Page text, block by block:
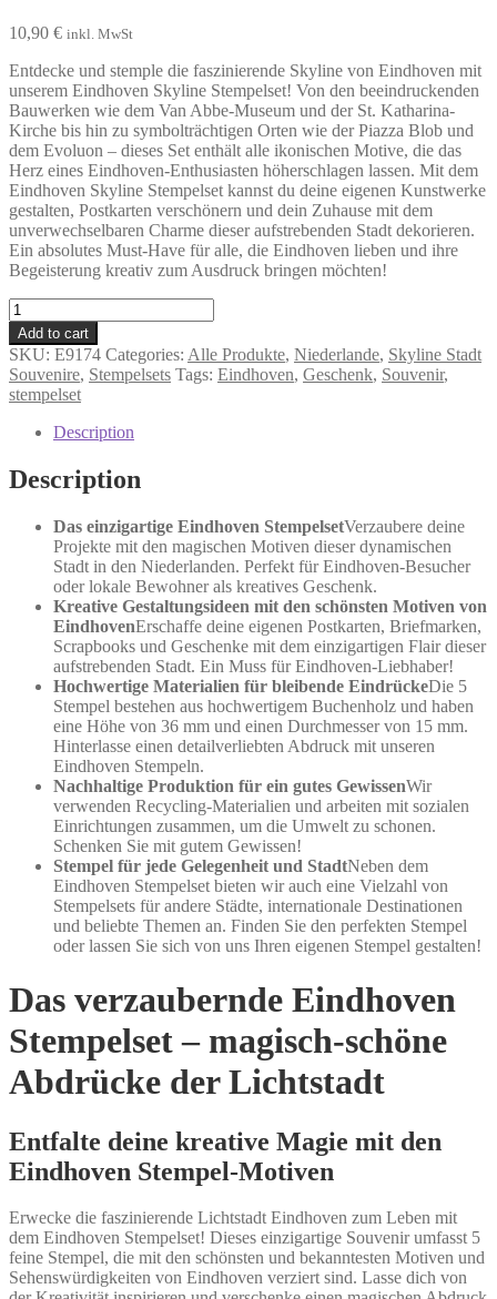
10,90 € inkl. MwSt
Entdecke und stemple die faszinierende Skyline von Eindhoven mit
unserem Eindhoven Skyline Stempelset! Von den beeindruckenden
Bauwerken wie dem Van Abbe-Museum und der St. Katharina-
Kirche bis hin zu symbolträchtigen Orten wie der Piazza Blob und
dem Evoluon – dieses Set enthält alle ikonischen Motive, die das
Herz eines Eindhoven-Enthusiasten höherschlagen lassen. Mit dem
Eindhoven Skyline Stempelset kannst du deine eigenen Kunstwerke
gestalten, Postkarten verschönern und dein Zuhause mit dem
unverwechselbaren Charme dieser aufstrebenden Stadt dekorieren.
Ein absolutes Must-Have für alle, die Eindhoven lieben und ihre
Begeisterung kreativ zum Ausdruck bringen möchten!
Eindhoven
-
Stempel
quantity
Add to cart
SKU: E9174 Categories: Alle Produkte, Niederlande, Skyline Stadt
Souvenire, Stempelsets Tags: Eindhoven, Geschenk, Souvenir,
stempelset
Description
Description
Das einzigartige Eindhoven StempelsetVerzaubere deine
Projekte mit den magischen Motiven dieser dynamischen
Stadt in den Niederlanden. Perfekt für Eindhoven-Besucher
oder lokale Bewohner als kreatives Geschenk.
Kreative Gestaltungsideen mit den schönsten Motiven von
EindhovenErschaffe deine eigenen Postkarten, Briefmarken,
Scrapbooks und Geschenke mit dem einzigartigen Flair dieser
aufstrebenden Stadt. Ein Muss für Eindhoven-Liebhaber!
Hochwertige Materialien für bleibende EindrückeDie 5
Stempel bestehen aus hochwertigem Buchenholz und haben
eine Höhe von 36 mm und einen Durchmesser von 15 mm.
Hinterlasse einen detailverliebten Abdruck mit unseren
Eindhoven Stempeln.
Nachhaltige Produktion für ein gutes GewissenWir
verwenden Recycling-Materialien und arbeiten mit sozialen
Einrichtungen zusammen, um die Umwelt zu schonen.
Schenken Sie mit gutem Gewissen!
Stempel für jede Gelegenheit und StadtNeben dem
Eindhoven Stempelset bieten wir auch eine Vielzahl von
Stempelsets für andere Städte, internationale Destinationen
und beliebte Themen an. Finden Sie den perfekten Stempel
oder lassen Sie sich von uns Ihren eigenen Stempel gestalten!
Das verzaubernde Eindhoven
Stempelset – magisch-schöne
Abdrücke der Lichtstadt
Entfalte deine kreative Magie mit den
Eindhoven Stempel-Motiven
Erwecke die faszinierende Lichtstadt Eindhoven zum Leben mit
dem Eindhoven Stempelset! Dieses einzigartige Souvenir umfasst 5
feine Stempel, die mit den schönsten und bekanntesten Motiven und
Sehenswürdigkeiten von Eindhoven verziert sind. Lasse dich von